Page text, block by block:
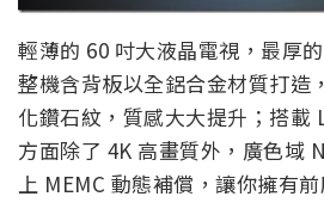
輕薄的 60 吋大液晶電視，最厚
整機含背板以全鋁合金材質打造
化鑽石紋，質感大大提升；搭載
方面除了 4K 高畫質外，廣色域
上 MEMC 動態補償，讓你擁有